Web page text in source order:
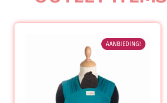
AANBIEDING!